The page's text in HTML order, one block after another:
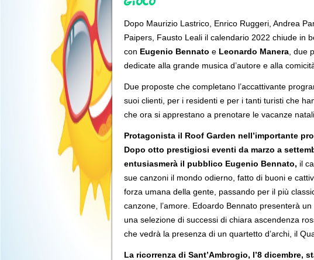
Gioco
Dopo Maurizio Lastrico, Enrico Ruggeri, Andrea
Paipers, Fausto Leali il calendario 2022 chiude in
con Eugenio Bennato e Leonardo Manera , due
dedicate alla grande musica d’autore e alla
Due proposte che completano l’accattivante
suoi clienti, per i residenti e per i tanti turisti che
che ora si apprestano a prenotare le vacanze
Protagonista il Roof Garden nell’importante
Dopo otto prestigiosi eventi da marzo a
entusiasmerà il pubblico Eugenio Bennato, il
sue canzoni il mondo odierno, fatto di buoni e
forza umana della gente, passando per il più
canzone, l’amore. Edoardo Bennato presenterà
una selezione di successi di chiara ascendenza
che vedrà la presenza di un quartetto d’archi, il
La ricorrenza di Sant’Ambrogio, l’8 dicembre,